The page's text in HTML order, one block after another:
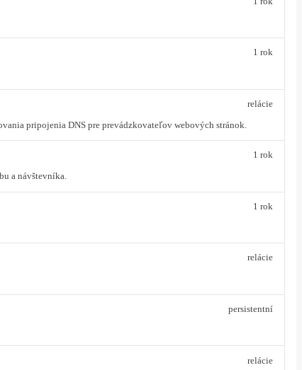
1 rok
pripojenia DNS pre prevádzkovateľov webových stránok.
relácie
a návštevníka.
1 rok
1 rok
relácie
persistentní
relácie